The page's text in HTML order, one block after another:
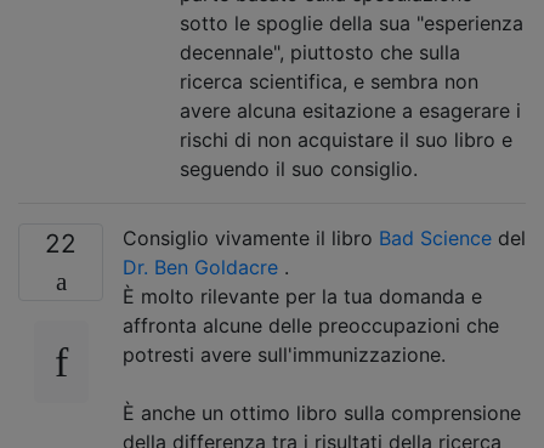
sotto le spoglie della sua "esperienza
decennale", piuttosto che sulla
ricerca scientifica, e sembra non
avere alcuna esitazione a esagerare i
rischi di non acquistare il suo libro e
seguendo il suo consiglio.
22 Consiglio vivamente il libro Bad Science del
Dr. Ben Goldacre .
È molto rilevante per la tua domanda e
affronta alcune delle preoccupazioni che
potresti avere sull'immunizzazione.
È anche un ottimo libro sulla comprensione
della differenza tra i risultati della ricerca